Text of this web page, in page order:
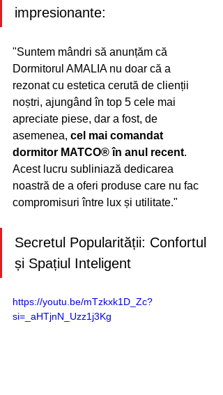
impresionante:
"Suntem mândri să anunțăm că
Dormitorul AMALIA nu doar că a
rezonat cu estetica cerută de clienții
noștri, ajungând în top 5 cele mai
apreciate piese, dar a fost, de
asemenea, cel mai comandat
dormitor MATCO® în anul recent.
Acest lucru subliniază dedicarea
noastră de a oferi produse care nu fac
compromisuri între lux și utilitate."
Secretul Popularității: Confortul
și Spațiul Inteligent
https://youtu.be/mTzkxk1D_Zc?
si=_aHTjnN_Uzz1j3Kg